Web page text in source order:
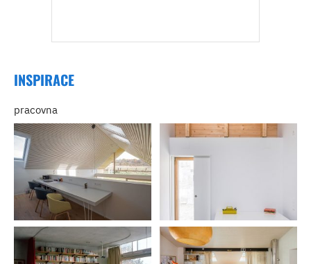
INSPIRACE
pracovna